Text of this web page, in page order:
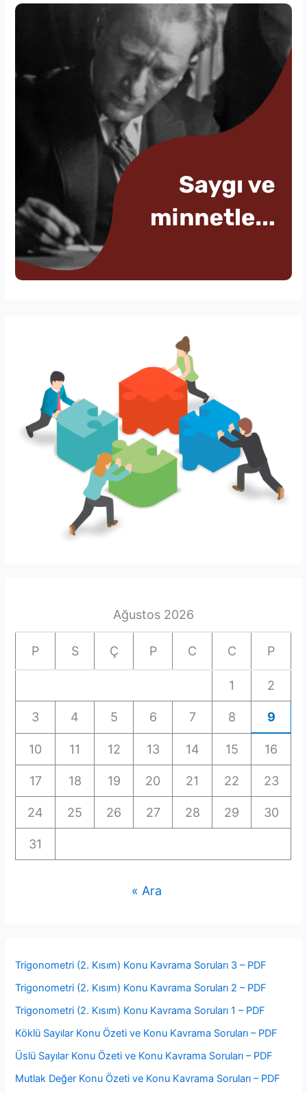
Ağustos 2026
P S Ç P C C P
1 2
3 4 5 6 7 8 9
10 11 12 13 14 15 16
17 18 19 20 21 22 23
24 25 26 27 28 29 30
31
« Ara
Trigonometri (2. Kısım) Konu Kavrama Soruları 3 – PDF
Trigonometri (2. Kısım) Konu Kavrama Soruları 2 – PDF
Trigonometri (2. Kısım) Konu Kavrama Soruları 1 – PDF
Köklü Sayılar Konu Özeti ve Konu Kavrama Soruları – PDF
Üslü Sayılar Konu Özeti ve Konu Kavrama Soruları – PDF
Mutlak Değer Konu Özeti ve Konu Kavrama Soruları – PDF